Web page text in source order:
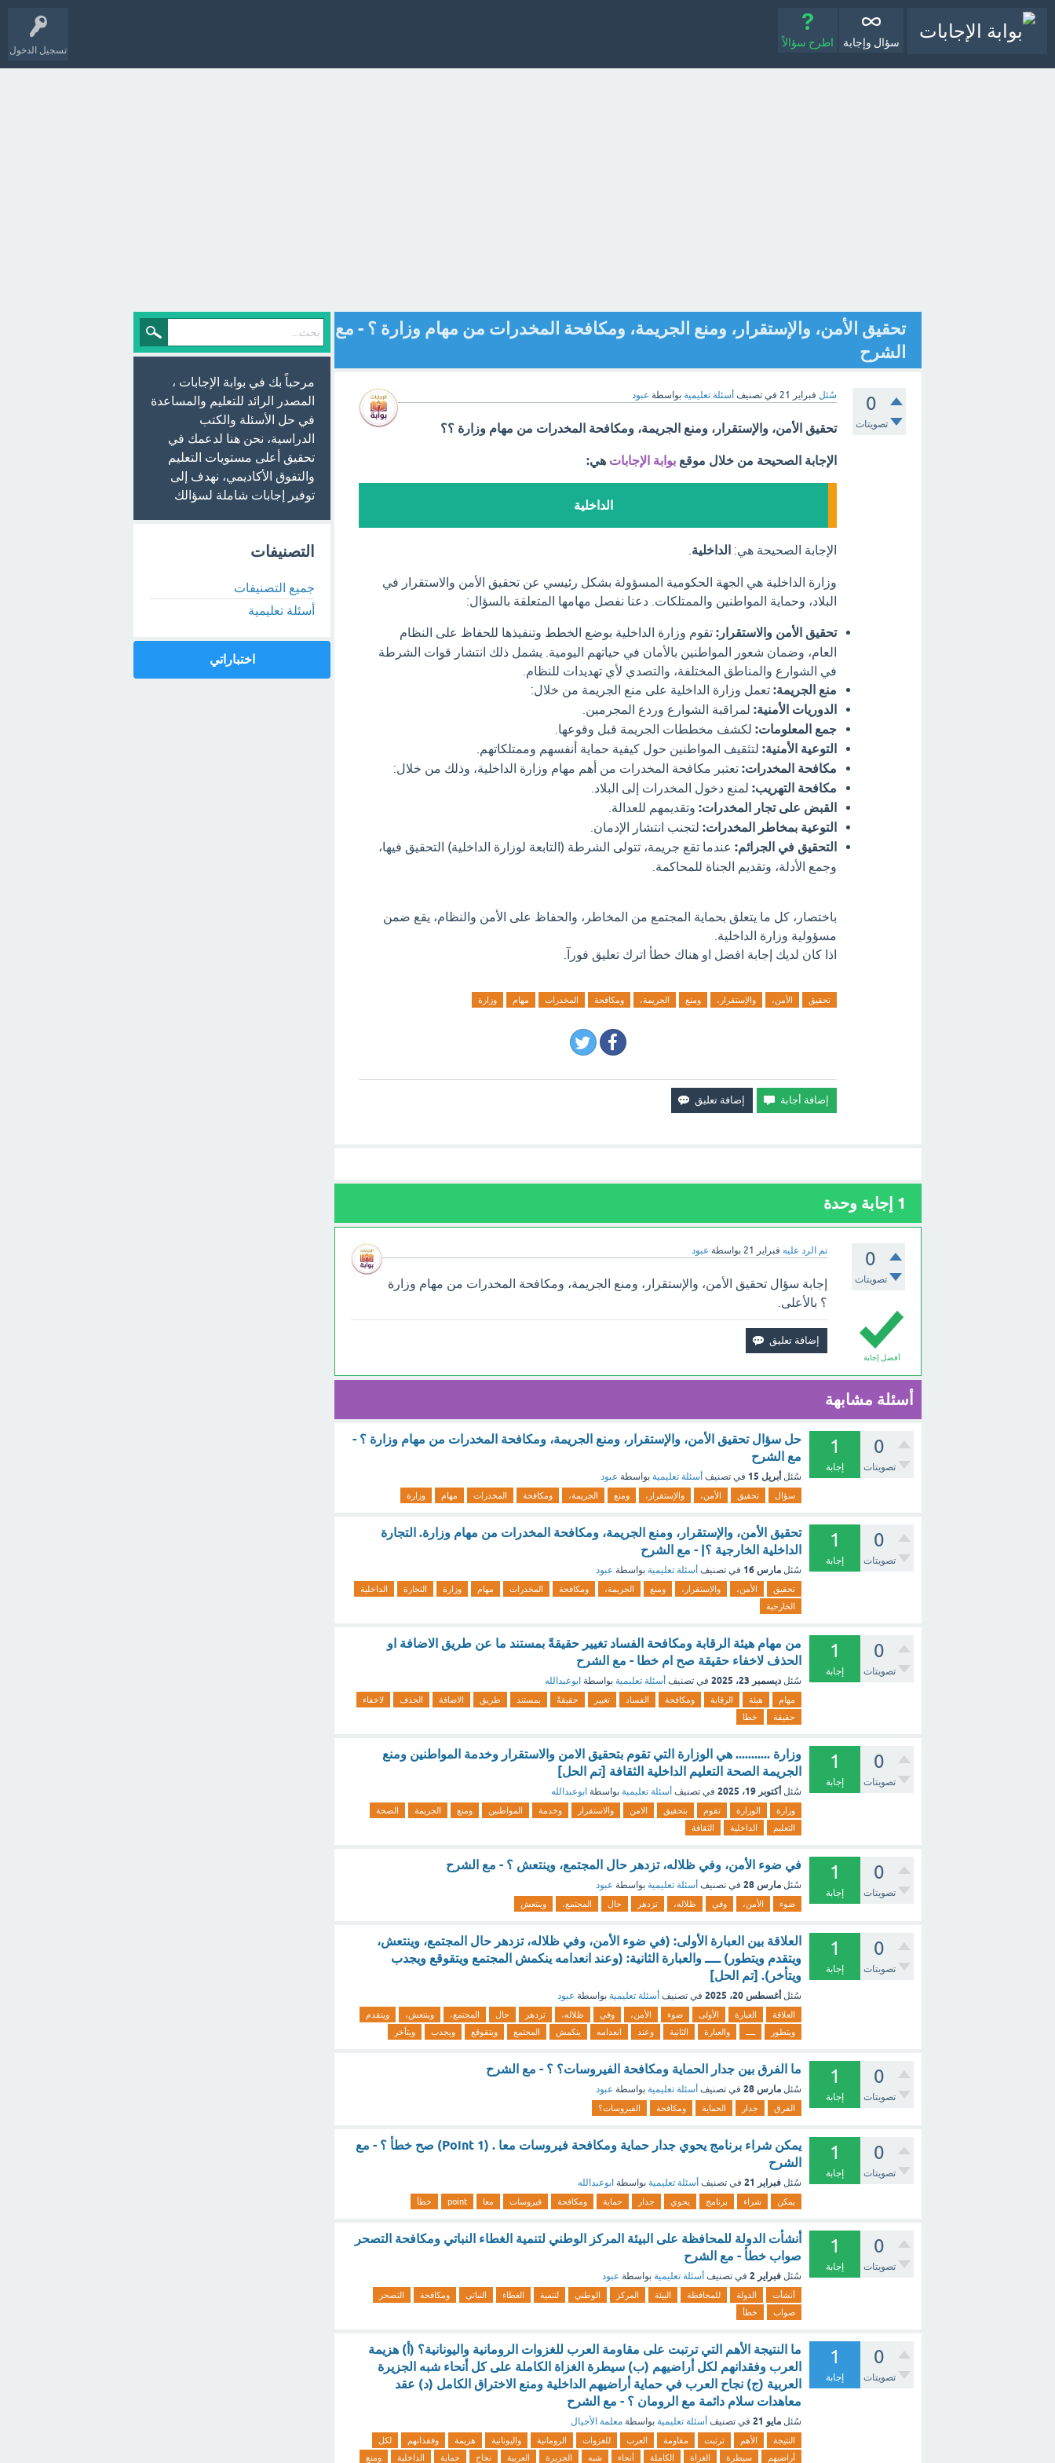
تسجيل الدخول
سؤال وإجابة اطرح سؤالاً
تحقيق الأمن، والإستقرار، ومنع الجريمة، ومكافحة المخدرات من مهام وزارة ؟ - مع
الشرح
0
تصويتات
سُئل فبراير 21 في تصنيف أسئلة تعليمية بواسطة عبود
تحقيق الأمن، والإستقرار، ومنع الجريمة، ومكافحة المخدرات من مهام وزارة ؟؟
الإجابة الصحيحة من خلال موقع بوابة الإجابات هي:
الداخلية
الإجابة الصحيحة هي: الداخلية
وزارة الداخلية هي الجهة الحكومية المسؤولة بشكل رئيسي عن تحقيق الأمن والاستقرار في
البلاد، وحماية المواطنين والممتلكات. دعنا نفصل مهامها المتعلقة بالسؤال:
تحقيق الأمن والاستقرار: تقوم وزارة الداخلية بوضع الخطط وتنفيذها للحفاظ على النظام
العام، وضمان شعور المواطنين بالأمان في حياتهم اليومية. يشمل ذلك انتشار قوات الشرطة
في الشوارع والمناطق المختلفة، والتصدي لأي تهديدات للنظام.
منع الجريمة: تعمل وزارة الداخلية على منع الجريمة من خلال:
الدوريات الأمنية: لمراقبة الشوارع وردع المجرمين.
جمع المعلومات: لكشف مخططات الجريمة قبل وقوعها.
التوعية الأمنية: لتثقيف المواطنين حول كيفية حماية أنفسهم وممتلكاتهم.
مكافحة المخدرات: تعتبر مكافحة المخدرات من أهم مهام وزارة الداخلية، وذلك من خلال:
مكافحة التهريب: لمنع دخول المخدرات إلى البلاد.
القبض على تجار المخدرات: وتقديمهم للعدالة.
التوعية بمخاطر المخدرات: لتجنب انتشار الإدمان.
التحقيق في الجرائم: عندما تقع جريمة، تتولى الشرطة (التابعة لوزارة الداخلية) التحقيق فيها،
وجمع الأدلة، وتقديم الجناة للمحاكمة.
باختصار، كل ما يتعلق بحماية المجتمع من المخاطر، والحفاظ على الأمن والنظام، يقع ضمن
مسؤولية وزارة الداخلية.
اذا كان لديك إجابة افضل او هناك خطأ اترك تعليق فورآ.
تحقيق الأمن، والإستقرار، ومنع الجريمة، ومكافحة المخدرات مهام وزارة
1 إجابة وحدة
0
تصويتات
تم الرد عليه فبراير 21 بواسطة عبود
أفضل إجابة
إجابة سؤال تحقيق الأمن، والإستقرار، ومنع الجريمة، ومكافحة المخدرات من مهام وزارة
؟ بالأعلى.
أسئلة مشابهة
0
تصويتات
1
إجابة
حل سؤال تحقيق الأمن، والإستقرار، ومنع الجريمة، ومكافحة المخدرات من مهام وزارة ؟ -
مع الشرح
سُئل أبريل 15 في تصنيف أسئلة تعليمية بواسطة عبود
سؤال تحقيق الأمن، والإستقرار، ومنع الجريمة، ومكافحة المخدرات مهام وزارة
0
تصويتات
1
إجابة
تحقيق الأمن، والإستقرار، ومنع الجريمة، ومكافحة المخدرات من مهام وزارة. التجارة
الداخلية الخارجية ؟| - مع الشرح
سُئل مارس 16 في تصنيف أسئلة تعليمية بواسطة عبود
تحقيق الأمن، والإستقرار، ومنع الجريمة، ومكافحة المخدرات مهام وزارة التجارة
الداخلية
الخارجية
0
تصويتات
1
إجابة
من مهام هيئة الرقابة ومكافحة الفساد تغيير حقيقةً بمستند ما عن طريق الاضافة او
الحذف لاخفاء حقيقة صح ام خطا - مع الشرح
سُئل ديسمبر 23، 2025 في تصنيف أسئلة تعليمية بواسطة ابوعبدالله
مهام هيئة الرقابة ومكافحة الفساد تغيير حقيقةً بمستند طريق الاضافة الحذف
لاخفاء
حقيقة
خطا
0
تصويتات
1
إجابة
وزارة ........... هي الوزارة التي تقوم بتحقيق الامن والاستقرار وخدمة المواطنين ومنع
الجريمة الصحة التعليم الداخلية الثقافة [تم الحل]
سُئل أكتوبر 19، 2025 في تصنيف أسئلة تعليمية بواسطة ابوعبدالله
وزارة الوزارة تقوم بتحقيق الامن والاستقرار وخدمة المواطنين ومنع الجريمة
الصحة
التعليم
الداخلية الثقافة
0
تصويتات
1
إجابة
في ضوء الأمن، وفي ظلاله، تزدهر حال المجتمع، وينتعش ؟ - مع الشرح
سُئل مارس 28 في تصنيف أسئلة تعليمية بواسطة عبود
ضوء الأمن، وفي ظلاله، تزدهر حال المجتمع، وينتعش
0
تصويتات
1
إجابة
العلاقة بين العبارة الأولى: (في ضوء الأمن، وفي ظلاله، تزدهر حال المجتمع، وينتعش،
ويتقدم ويتطور) ــــ والعبارة الثانية: (وعند انعدامه ينكمش المجتمع ويتقوقع ويجدب
ويتأخر). [تم الحل]
سُئل أغسطس 20، 2025 في تصنيف أسئلة تعليمية بواسطة عبود
العلاقة العبارة الأولى ضوء الأمن، وفي ظلاله، تزدهر حال المجتمع، وينتعش،
ويتقدم
ويتطور
والعبارة الثانية وعند انعدامه ينكمش المجتمع ويتقوقع ويجدب ويتأخر
0
تصويتات
1
إجابة
ما الفرق بين جدار الحماية ومكافحة الفيروسات؟ ؟ - مع الشرح
سُئل مارس 28 في تصنيف أسئلة تعليمية بواسطة عبود
الفرق جدار الحماية ومكافحة الفيروسات؟
0
تصويتات
1
إجابة
يمكن شراء برنامج يحوي جدار حماية ومكافحة فيروسات معا . (1 Point) صح خطأ ؟ - مع
الشرح
سُئل فبراير 21 في تصنيف أسئلة تعليمية بواسطة ابوعبدالله
يمكن شراء برنامج يحوي جدار حماية ومكافحة فيروسات معا point خطأ
0
تصويتات
1
إجابة
أنشأت الدولة للمحافظة على البيئة المركز الوطني لتنمية الغطاء النباتي ومكافحة التصحر
صواب خطأ - مع الشرح
سُئل فبراير 2 في تصنيف أسئلة تعليمية بواسطة عبود
أنشأت الدولة للمحافظة البيئة المركز الوطني لتنمية الغطاء النباتي ومكافحة
التصحر
صواب
خطأ
0
تصويتات
1
إجابة
ما النتيجة الأهم التي ترتبت على مقاومة العرب للغزوات الرومانية واليونانية؟ (أ) هزيمة
العرب وفقدانهم لكل أراضيهم (ب) سيطرة الغزاة الكاملة على كل أنحاء شبه الجزيرة
العربية (ج) نجاح العرب في حماية أراضيهم الداخلية ومنع الاختراق الكامل (د) عقد
معاهدات سلام دائمة مع الرومان ؟ - مع الشرح
سُئل مايو 21 في تصنيف أسئلة تعليمية بواسطة معلمة الأجيال
النتيجة الأهم ترتبت مقاومة العرب للغزوات الرومانية واليونانية هزيمة وفقدانهم
لكل
أراضيهم
سيطرة الغزاة الكاملة أنحاء شبه الجزيرة العربية نجاح حماية الداخلية ومنع
مرحباً بك في بوابة الإجابات ،
المصدر الرائد للتعليم والمساعدة
في حل الأسئلة والكتب
الدراسية، نحن هنا لدعمك في
تحقيق أعلى مستويات التعليم
والتفوق الأكاديمي، نهدف إلى
توفير إجابات شاملة لسؤالك
التصنيفات
جميع التصنيفات
أسئلة تعليمية
اختباراتي